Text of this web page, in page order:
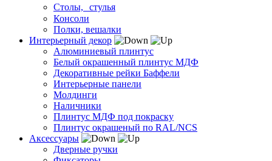
Столы, стулья
Консоли
Полки, вешалки
Интерьерный декор
Алюминиевый плинтус
Белый окрашенный плинтус МДФ
Декоративные рейки Баффели
Интерьерные панели
Молдинги
Наличники
Плинтус МДФ под покраску
Плинтус окрашеный по RAL/NCS
Аксессуары
Дверные ручки